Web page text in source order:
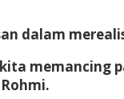
dalam
memancing